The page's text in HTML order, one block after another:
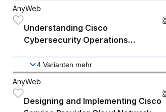
AnyWeb
Understanding Cisco
Cybersecurity Operations
4 Varianten mehr
AnyWeb
Designing and Implementing Cisco